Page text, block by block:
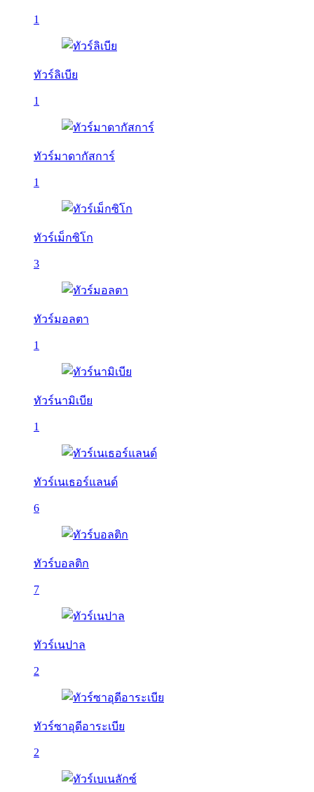
1
ทัวร์ลิเบีย
1
ทัวร์มาดากัสการ์
1
ทัวร์เม็กซิโก
3
ทัวร์มอลตา
1
ทัวร์นามิเบีย
1
ทัวร์เนเธอร์แลนด์
6
ทัวร์บอลติก
7
ทัวร์เนปาล
2
ทัวร์ซาอุดีอาระเบีย
2